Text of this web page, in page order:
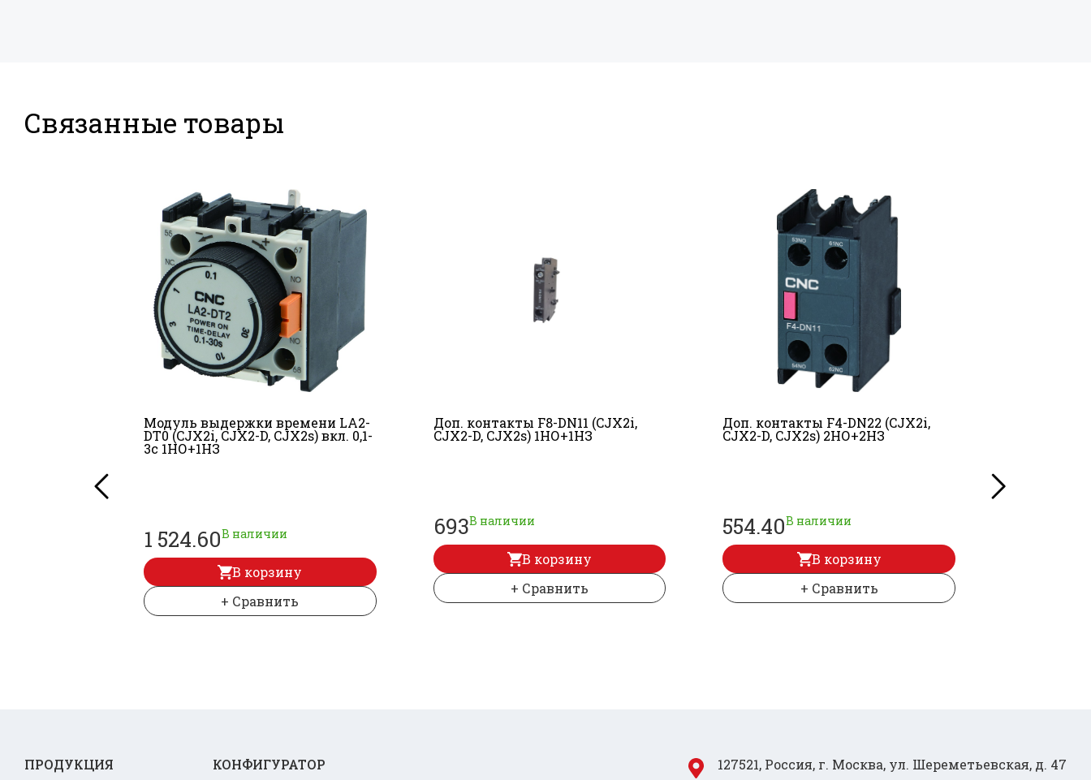
Связанные товары
Модуль выдержки времени LA2-
DT0 (CJX2i, CJX2-D, CJX2s) вкл. 0,1-
3с 1НО+1НЗ
1 524.60В наличии
В корзину
+ Сравнить
Доп. контакты F8-DN11 (CJX2i,
CJX2-D, CJX2s) 1НО+1НЗ
693В наличии
В корзину
+ Сравнить
Доп. контакты F4-DN22 (CJX2i,
CJX2-D, CJX2s) 2НО+2НЗ
554.40В наличии
В корзину
+ Сравнить
ПРОДУКЦИЯ КОНФИГУРАТОР 127521, Россия, г. Москва, ул. Шереметьевская, д. 47